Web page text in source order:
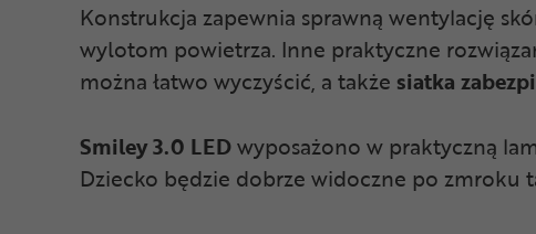
Konstrukcja zapewnia sprawną wentylację
wylotom powietrza. Inne praktyczne
można łatwo wyczyścić, a także siatka
Smiley 3.0 LEDwyposażono w praktyczną
Dziecko będzie dobrze widoczne po zmroku